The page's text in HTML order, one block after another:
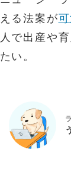
える法案が
人で出産や
たい。